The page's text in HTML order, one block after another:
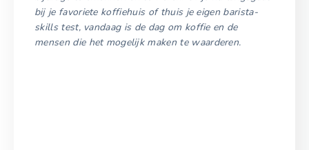
bij je favoriete koffiehuis of thuis je eigen barista-
skills test, vandaag is de dag om koffie en de
mensen die het mogelijk maken te waarderen.